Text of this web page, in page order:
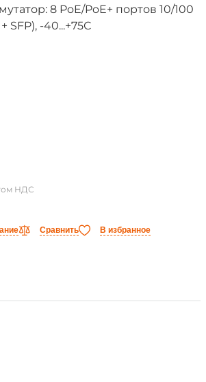
8 PoE/PoE+ портов 10/100
SFP), -40...+75С
НДС
Сравнить В избранное